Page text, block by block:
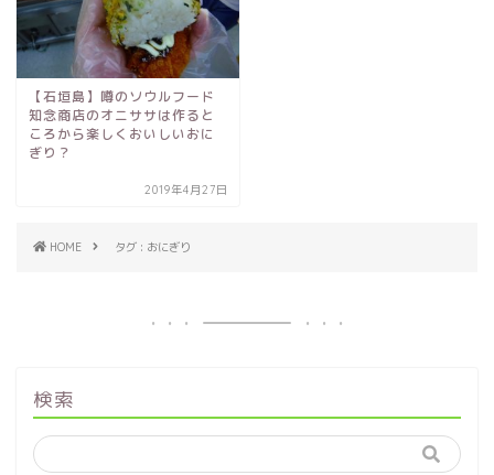
【石垣島】噂のソウルフード
知念商店のオニササは作ると
ころから楽しくおいしいおに
ぎり？
2019年4月27日
HOME タグ : おにぎり
検索